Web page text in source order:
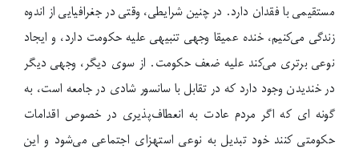
مستقیمی با فقدان دارد. در چنین شرایطی، وقتی در جغرافیایی از اندوه
زندگی می‌کنیم، خنده عمیقا وجهی تنبیهی علیه حکومت دارد، و ایجاد
نوعی برتری می‌کند علیه ضعف حکومت. از سوی دیگر، وجهی دیگر
در خندیدن وجود دارد که در تقابل با سانسور شادی در جامعه است، به
گونه ای که اگر مردم عادت به انعطاف‌پذیری در خصوص اقدامات
حکومتی کنند خود تبدیل به نوعی استهزای اجتماعی می‌شود و این